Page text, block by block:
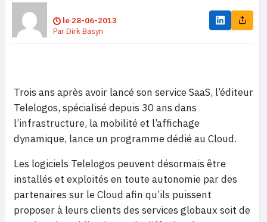
le 28-06-2013
ParDirk Basyn
Trois ans après avoir lancé son service SaaS, l’éditeur
Telelogos, spécialisé depuis 30 ans dans
l’infrastructure, la mobilité et l’affichage
dynamique, lance un programme dédié au Cloud.
Les logiciels Telelogos peuvent désormais être
installés et exploités en toute autonomie par des
partenaires sur le Cloud afin qu’ils puissent
proposer à leurs clients des services globaux soit de